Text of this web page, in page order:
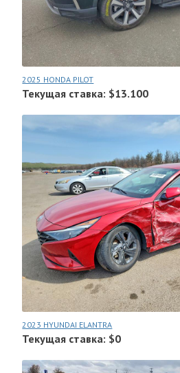
2025 HONDA PILOT
Текущая ставка: $13.100
2023 HYUNDAI ELANTRA
Текущая ставка: $0